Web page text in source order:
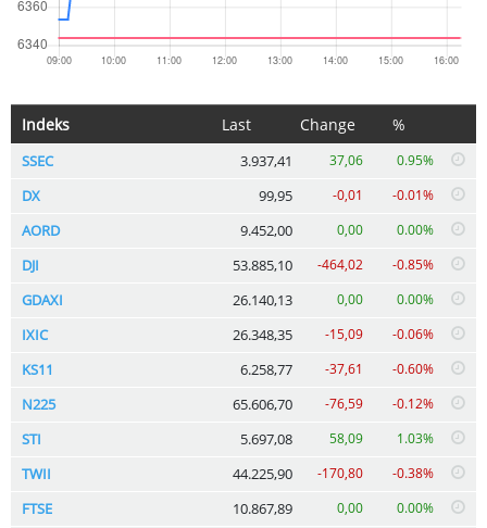
Indeks Last Change %
SSEC 3.937,41 37,06 0.95%
DX 99,95 -0,01 -0.01%
AORD 9.452,00 0,00 0.00%
DJI 53.885,10 -464,02 -0.85%
GDAXI 26.140,13 0,00 0.00%
IXIC 26.348,35 -15,09 -0.06%
KS11 6.258,77 -37,61 -0.60%
N225 65.606,70 -76,59 -0.12%
STI 5.697,08 58,09 1.03%
TWII 44.225,90 -170,80 -0.38%
FTSE 10.867,89 0,00 0.00%